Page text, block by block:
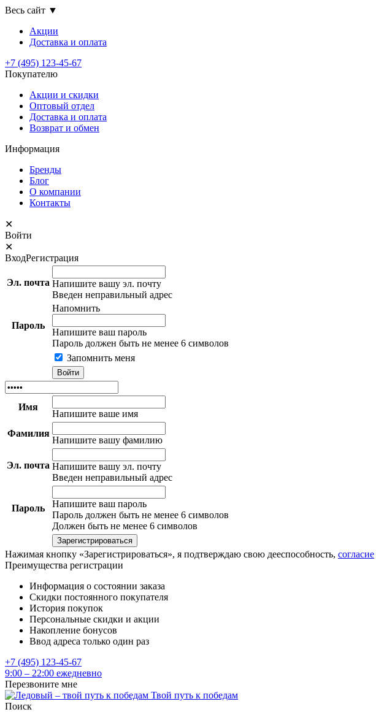
Весь сайт ▼
Акции
Доставка и оплата
+7 (495) 123-45-67
Покупателю
Акции и скидки
Оптовый отдел
Доставка и оплата
Возврат и обмен
Информация
Бренды
Блог
О компании
Контакты
✕
Войти
✕
ВходРегистрация
Эл. почта Напишите вашу эл. почту
Введен неправильный адрес
Пароль
Напомнить
Напишите ваш пароль
Пароль должен быть не менее 6 символов
Запомнить меня
Имя
Напишите ваше имя
Фамилия
Напишите вашу фамилию
Эл. почта Напишите вашу эл. почту
Введен неправильный адрес
Пароль
Напишите ваш пароль
Пароль должен быть не менее 6 символов
Должен быть не менее 6 символов
Нажимая кнопку «Зарегистрироваться», я подтверждаю свою дееспособность, согласие
Преимущества регистрации
Информация о состоянии заказа
Скидки постоянного покупателя
История покупок
Персональные скидки и акции
Накопление бонусов
Ввод адреса только один раз
+7 (495) 123-45-67
9:00 – 22:00 ежедневно
Перезвоните мне
Твой путь к победам
Поиск